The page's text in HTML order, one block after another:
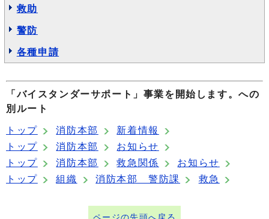
救助
警防
各種申請
「バイスタンダーサポート」事業を開始します。への
別ルート
トップ
消防本部
新着情報
トップ
消防本部
お知らせ
トップ
消防本部 救急関係
お知らせ
トップ
組織 消防本部 警防課 救急
ページの先頭へ戻る